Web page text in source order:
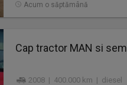
Acum o săptămână
Cap tractor MAN si
2008 | 400.000 km | diesel